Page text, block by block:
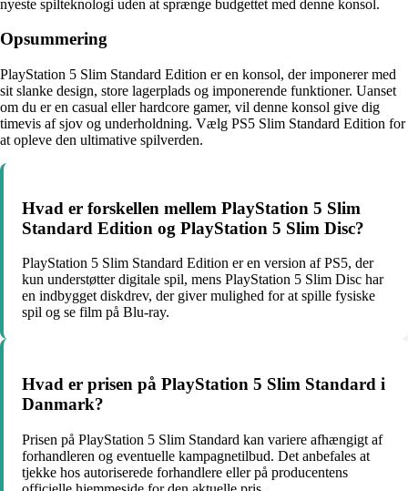
nyeste spilteknologi uden at sprænge budgettet med denne konsol.
Opsummering
PlayStation 5 Slim Standard Edition er en konsol, der imponerer med
sit slanke design, store lagerplads og imponerende funktioner. Uanset
om du er en casual eller hardcore gamer, vil denne konsol give dig
timevis af sjov og underholdning. Vælg PS5 Slim Standard Edition for
at opleve den ultimative spilverden.
Hvad er forskellen mellem PlayStation 5 Slim
Standard Edition og PlayStation 5 Slim Disc?
PlayStation 5 Slim Standard Edition er en version af PS5, der
kun understøtter digitale spil, mens PlayStation 5 Slim Disc har
en indbygget diskdrev, der giver mulighed for at spille fysiske
spil og se film på Blu-ray.
Hvad er prisen på PlayStation 5 Slim Standard i
Danmark?
Prisen på PlayStation 5 Slim Standard kan variere afhængigt af
forhandleren og eventuelle kampagnetilbud. Det anbefales at
tjekke hos autoriserede forhandlere eller på producentens